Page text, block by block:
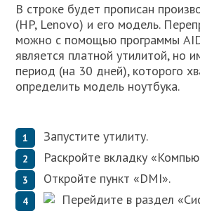
В строке будет прописан
(HP, Lenovo) и его модель.
можно с помощью программы
является платной утилитой, но
период (на 30 дней), которого
определить модель ноутбука.
Запустите утилиту.
Раскройте вкладку
Откройте пункт «DMI».
Перейдите в раздел